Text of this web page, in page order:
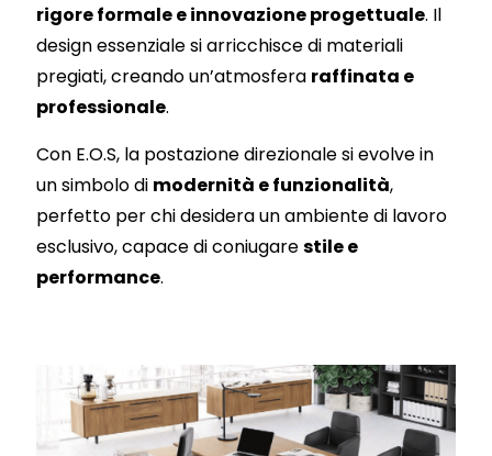
rigore formale e innovazione progettuale. Il
design essenziale si arricchisce di materiali
pregiati, creando un’atmosfera raffinata e
professionale.
Con E.O.S, la postazione direzionale si evolve in
un simbolo di modernità e funzionalità,
perfetto per chi desidera un ambiente di lavoro
esclusivo, capace di coniugarestile e
performance.